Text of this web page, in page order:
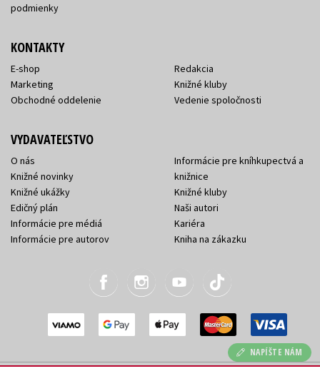
NAPÍŠTE NÁM
podmienky
KONTAKTY
E-shop
Marketing
Obchodné oddelenie
Redakcia
Knižné kluby
Vedenie spoločnosti
VYDAVATEĽSTVO
O nás
Knižné novinky
Knižné ukážky
Edičný plán
Informácie pre médiá
Informácie pre autorov
Informácie pre kníhkupectvá a
knižnice
Knižné kluby
Naši autori
Kariéra
Kniha na zákazku